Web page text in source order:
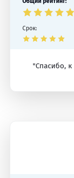
Срок:
"Спасибо,